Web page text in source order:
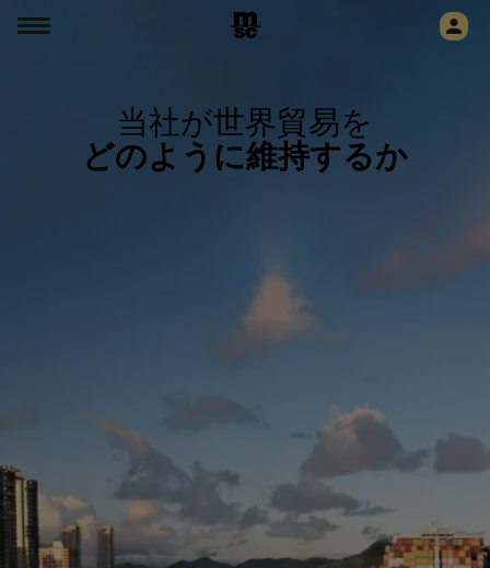
当社が世界貿易を
どのように維持するか